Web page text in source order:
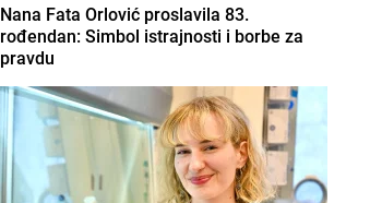
Nana Fata Orlović proslavila 83.
rođendan: Simbol istrajnosti i borbe za
pravdu